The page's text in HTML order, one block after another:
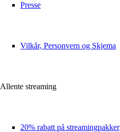
Presse
Vilkår, Personvern og Skjema
Allente streaming
20% rabatt på streamingpakker